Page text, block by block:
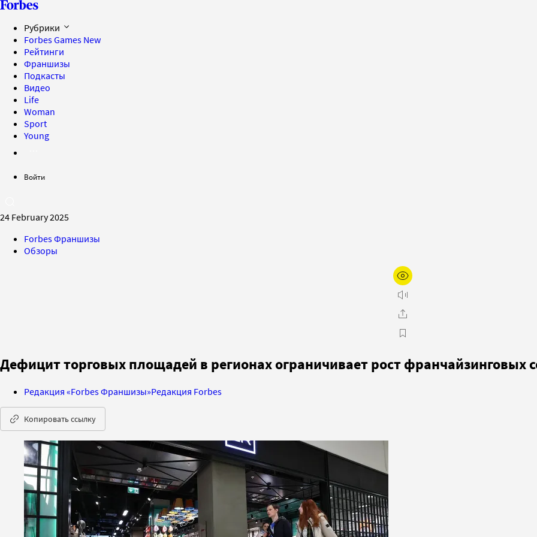
Рубрики
Forbes Games New
Рейтинги
Франшизы
Подкасты
Видео
Life
Woman
Sport
Young
Войти
24 February 2025
Forbes Франшизы
Обзоры
Дефицит торговых площадей в регионах ограничивает рост франчайзинговых
Редакция «Forbes Франшизы»Редакция Forbes
Копировать ссылку